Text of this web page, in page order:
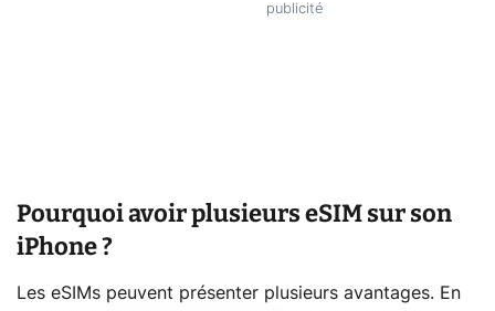
Pourquoi avoir plusieurs eSIM sur son
iPhone ?
Les eSIMs peuvent présenter plusieurs avantages. En